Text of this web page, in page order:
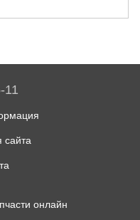
11
сайта
онлайн